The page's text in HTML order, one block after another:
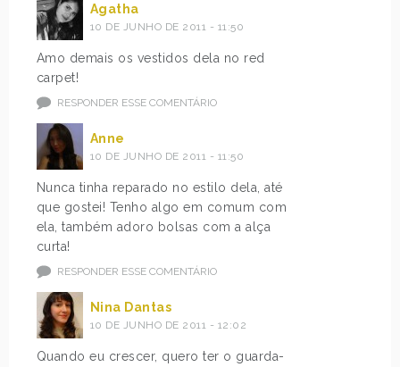
Agatha
10 DE JUNHO DE 2011 - 11:50
Amo demais os vestidos dela no red
carpet!
RESPONDER ESSE COMENTÁRIO
Anne
10 DE JUNHO DE 2011 - 11:50
Nunca tinha reparado no estilo dela, até
que gostei! Tenho algo em comum com
ela, também adoro bolsas com a alça
curta!
RESPONDER ESSE COMENTÁRIO
Nina Dantas
10 DE JUNHO DE 2011 - 12:02
Quando eu crescer, quero ter o guarda-